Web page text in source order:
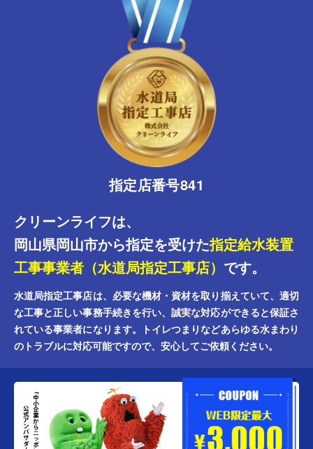
指定店番号841
クリーンライフは、
岡山県岡山市から指定を受けた指定給水装置
工事事業者（水道局指定工事店） です。
水道局指定工事店は、必要な機材・資材を取り揃えていて、適切
な工事と正しい事務手続きを行い、誠実な対応ができると保証さ
れている事業者になります。トイレつまりなどあらゆる水まわり
のトラブルに対応可能ですので、安心してご依頼ください。